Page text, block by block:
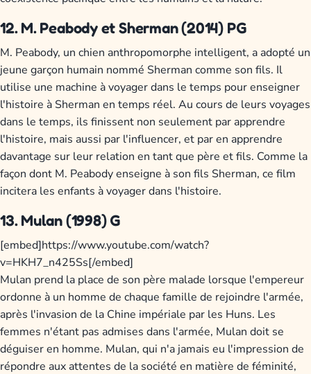
12. M. Peabody et Sherman (2014) PG
M. Peabody, un chien anthropomorphe intelligent, a adopté un
jeune garçon humain nommé Sherman comme son fils. Il
utilise une machine à voyager dans le temps pour enseigner
l'histoire à Sherman en temps réel. Au cours de leurs voyages
dans le temps, ils finissent non seulement par apprendre
l'histoire, mais aussi par l'influencer, et par en apprendre
davantage sur leur relation en tant que père et fils. Comme la
façon dont M. Peabody enseigne à son fils Sherman, ce film
incitera les enfants à voyager dans l'histoire.
13. Mulan (1998) G
[embed]https://www.youtube.com/watch?
v=HKH7_n425Ss[/embed]
Mulan prend la place de son père malade lorsque l'empereur
ordonne à un homme de chaque famille de rejoindre l'armée,
après l'invasion de la Chine impériale par les Huns. Les
femmes n'étant pas admises dans l'armée, Mulan doit se
déguiser en homme. Mulan, qui n'a jamais eu l'impression de
répondre aux attentes de la société en matière de féminité,